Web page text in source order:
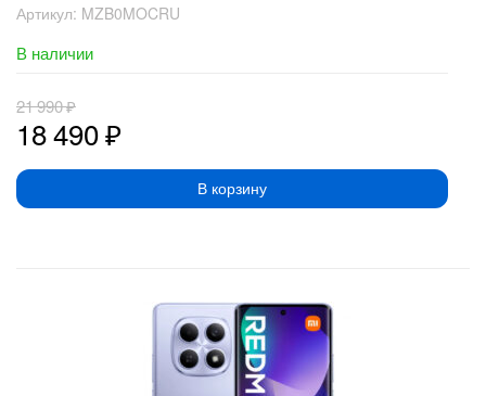
Артикул: MZB0MOCRU
В наличии
18 490₽
21 990₽
В корзину